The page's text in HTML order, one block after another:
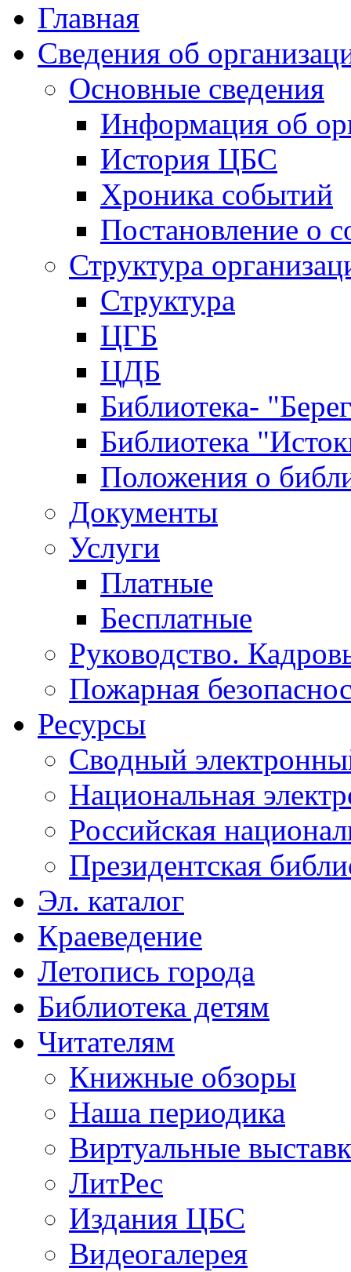
Главная
Сведения об
Основные сведения
Информация об
История ЦБС
Хроника событий
Постановление о
Структура
Структура
ЦГБ
ЦДБ
Библиотека-
Библиотека
Положения о
Документы
Услуги
Платные
Бесплатные
Руководство.
Пожарная
Ресурсы
Сводный
Национальная
Российская
Президентская
Эл. каталог
Краеведение
Летопись города
Библиотека детям
Читателям
Книжные обзоры
Наша периодика
Виртуальные
ЛитРес
Издания ЦБС
Видеогалерея